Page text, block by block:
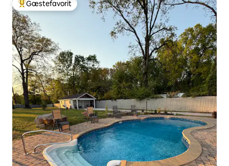
Bedste gæstefavorit
Gæstefavorit